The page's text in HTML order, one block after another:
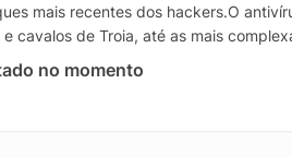
mais recentes dos hackers.O
e cavalos de Troia, até as mais
no momento